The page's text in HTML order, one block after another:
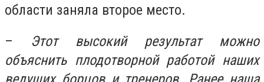
области заняла второе место.
–
Этот высокий результат можно
объяснить плодотворной работой наших